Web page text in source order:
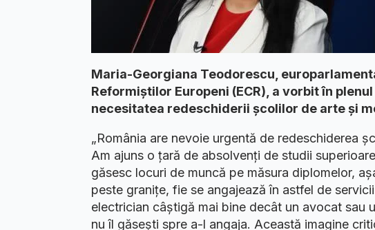
Maria-Georgiana Teodorescu,
Reformiștilor Europeni (ECR), a vorbit în
necesitatea redeschiderii școlilor de arte și
„România are nevoie urgentă de redeschiderea
Am ajuns o țară de absolvenți de studii
găsesc locuri de muncă pe măsura diplomelor,
peste granițe, fie se angajează în astfel de
electrician câștigă mai bine decât un avocat sau
nu îl găsești spre a-l angaja. Această imagine